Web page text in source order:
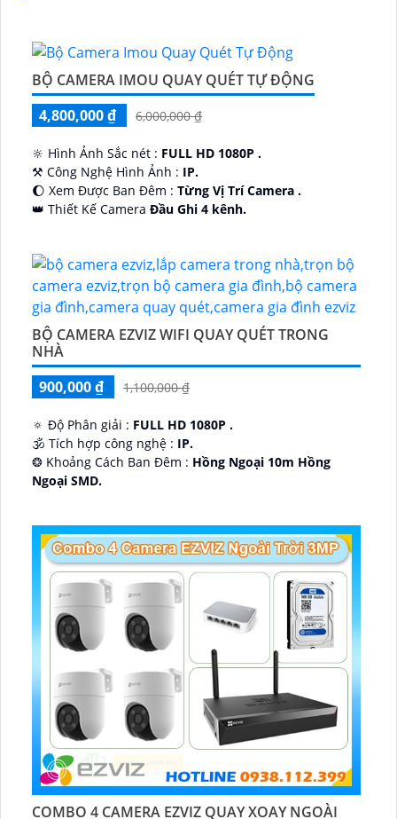
BỘ CAMERA IMOU QUAY QUÉT TỰ ĐỘNG
4,800,000 ₫
6,000,000 ₫
🔆 Hình Ảnh Sắc nét : FULL HD 1080P .
⚒ Công Nghệ Hình Ảnh : IP.
🌔 Xem Được Ban Đêm : Từng Vị Trí Camera .
👑 Thiết Kế Camera Đầu Ghi 4 kênh.
BỘ CAMERA EZVIZ WIFI QUAY QUÉT TRONG
NHÀ
900,000 ₫
1,100,000 ₫
🔅 Độ Phân giải : FULL HD 1080P .
🕉️ Tích hợp công nghệ : IP.
❂ Khoảng Cách Ban Đêm : Hồng Ngoại 10m Hồng
Ngoại SMD.
COMBO 4 CAMERA EZVIZ QUAY XOAY NGOÀI